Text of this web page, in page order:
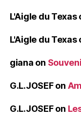
L'Aigle du Texas
L'Aigle du Texas
giana on
G.L.JOSEFon
G.L.JOSEFon